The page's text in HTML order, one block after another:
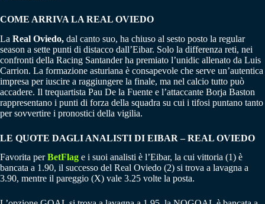
COME ARRIVA LA REAL OVIEDO
La Real Oviedo, dal canto suo, ha chiuso al sesto posto la regular
season a sette punti di distacco dall’Eibar. Solo la differenza reti, nei
confronti della Racing Santander ha premiato l’unidic allenato da Luis
Carrion. La formazione asturiana è consapevole che serve un’autentica
impresa per iuscire a raggiungere la finale, ma nel calcio tutto può
accadere. Il trequartista Pau De la Fuente e l’attaccante Borja Baston
rappresentano i punti di forza della squadra su cui i tifosi puntano tanto
per sovvertire i pronostici della vigilia.
LE QUOTE DAGLI ANALISTI DI EIBAR – REAL OVIEDO
Favorita perBetFlag e i suoi analisti è l’Eibar, la cui vittoria (1) è
bancata a 1.90, il successo del Real Oviedo (2) si trova a lavagna a
3.90, mentre il pareggio (X) vale 3.25 volte la posta.